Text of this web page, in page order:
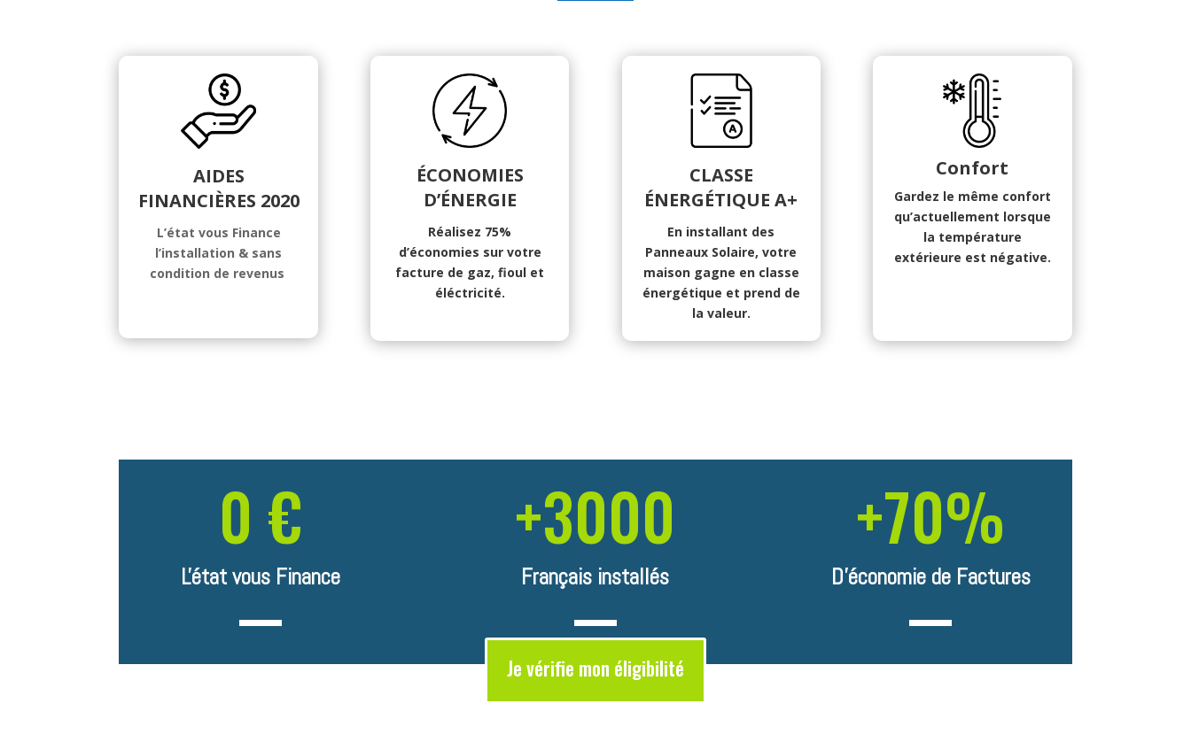
AIDES
FINANCIÈRES 2020
L’état vous Finance
l’installation & sans
condition de revenus
ÉCONOMIES
D’ÉNERGIE
Réalisez 75%
d’économies sur votre
facture de gaz, fioul et
éléctricité.
CLASSE
ÉNERGÉTIQUE A+
En installant des
Panneaux Solaire, votre
maison gagne en classe
énergétique et prend de
la valeur.
Confort
Gardez le même confort
qu’actuellement lorsque
la température
extérieure est négative.
0 €
L'état vous Finance
+3000
Français installés
+70%
D'économie de Factures
Je vérifie mon éligibilité